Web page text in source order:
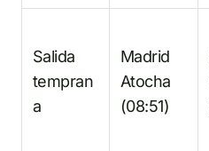
Salida
tempran
a
Madrid
Atocha
(08:51)